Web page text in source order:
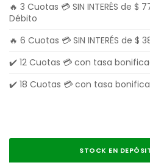
🔥 3 Cuotas 💳 SIN INTERÉS de $
Débito
🔥 6 Cuotas 💳 SIN INTERÉS de $
✔️ 12 Cuotas 💳 con tasa
✔️ 18 Cuotas 💳 con tasa
STOCK EN